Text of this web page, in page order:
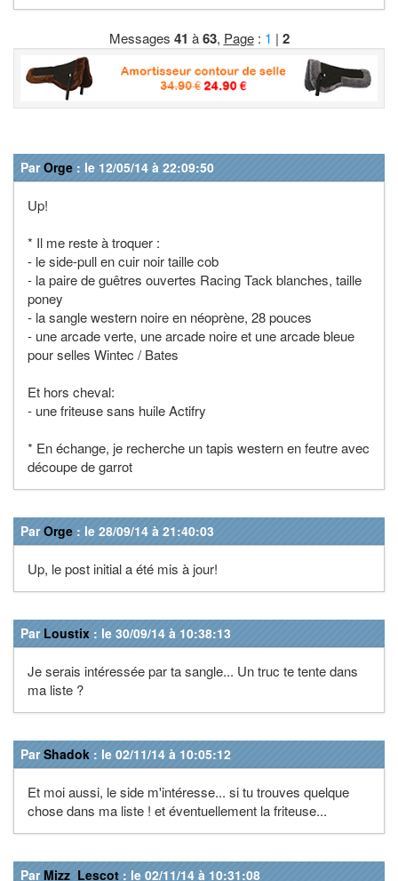
Messages 41 à63, Page: 1 | 2
ParOrge : le 12/05/14 à 22:09:50
Up!
* Il me reste à troquer :
- le side-pull en cuir noir taille cob
- la paire de guêtres ouvertes Racing Tack blanches, taille
poney
- la sangle western noire en néoprène, 28 pouces
- une arcade verte, une arcade noire et une arcade bleue
pour selles Wintec / Bates
Et hors cheval:
- une friteuse sans huile Actifry
* En échange, je recherche un tapis western en feutre avec
découpe de garrot
ParOrge : le 28/09/14 à 21:40:03
Up, le post initial a été mis à jour!
Par Loustix : le 30/09/14 à 10:38:13
Je serais intéressée par ta sangle... Un truc te tente dans
ma liste ?
ParShadok : le 02/11/14 à 10:05:12
Et moi aussi, le side m'intéresse... si tu trouves quelque
chose dans ma liste ! et éventuellement la friteuse...
Par Mizz_Lescot : le 02/11/14 à 10:31:08